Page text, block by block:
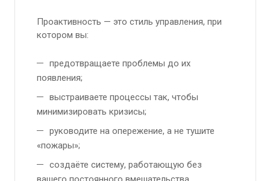
Проактивность — это стиль управления, при
котором вы:
предотвращаете проблемы до их
появления;
выстраиваете процессы так, чтобы
минимизировать кризисы;
руководите на опережение, а не тушите
«пожары»;
создаёте систему, работающую без